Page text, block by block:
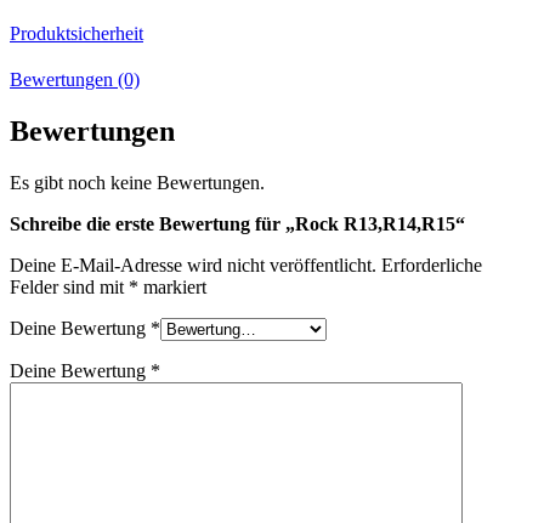
Produktsicherheit
Bewertungen (0)
Bewertungen
Es gibt noch keine Bewertungen.
Schreibe die erste Bewertung für „Rock R13,R14,R15“
Deine E-Mail-Adresse wird nicht veröffentlicht. Erforderliche
Felder sind mit * markiert
Deine Bewertung *
Deine Bewertung *